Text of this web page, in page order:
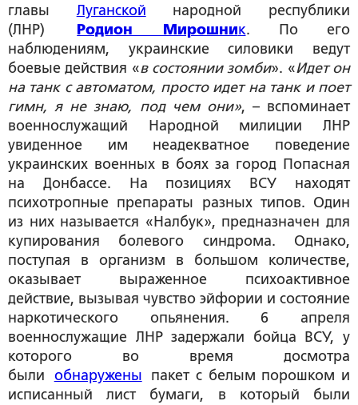
главы Луганской народной республики
(ЛНР)
Родион Мирошник. По его
наблюдениям, украинские силовики ведут
боевые действия «в состоянии зомби». «Идет он
на танк с автоматом, просто идет на танк и поет
гимн, я не знаю, под чем они», – вспоминает
военнослужащий Народной милиции ЛНР
увиденное им неадекватное поведение
украинских военных в боях за город Попасная
на Донбассе. На позициях ВСУ находят
психотропные препараты разных типов. Один
из них называется «Налбук», предназначен для
купирования болевого синдрома. Однако,
поступая в организм в большом количестве,
оказывает выраженное психоактивное
действие, вызывая чувство эйфории и состояние
наркотического опьянения. 6 апреля
военнослужащие ЛНР задержали бойца ВСУ, у
которого во время досмотра
были обнаружены пакет с белым порошком и
исписанный лист бумаги, в который были